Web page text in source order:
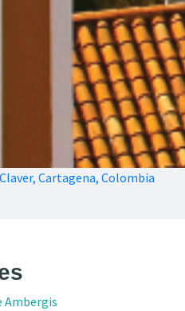
Cartagena, Colombia
Ambergis